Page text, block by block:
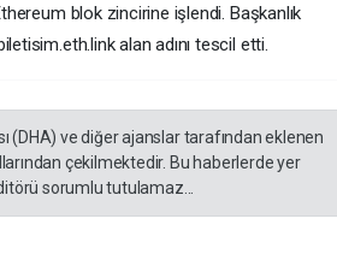
blok zincirine işlendi. Başkanlık
alan adını tescil etti.
(DHA) ve diğer ajanslar tarafından eklenen
çekilmektedir. Bu haberlerde yer
sorumlu tutulamaz...